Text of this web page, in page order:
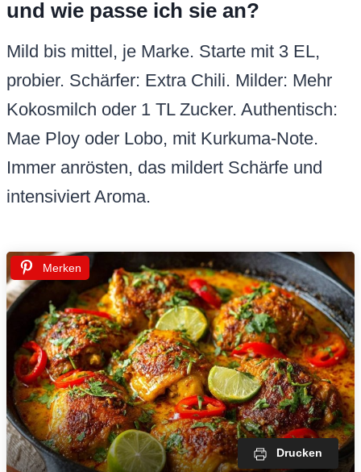
und wie passe ich sie an?
Mild bis mittel, je Marke. Starte mit 3 EL,
probier. Schärfer: Extra Chili. Milder: Mehr
Kokosmilch oder 1 TL Zucker. Authentisch:
Mae Ploy oder Lobo, mit Kurkuma-Note.
Immer anrösten, das mildert Schärfe und
intensiviert Aroma.
Merken
Drucken